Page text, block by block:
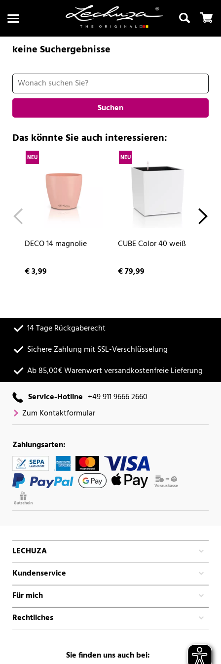
Suchen
keine Suchergebnisse
Suchen
Das könnte Sie auch interessieren:
NEU
DECO 14 magnolie
€ 3,99
NEU
CUBE Color 40 weiß
€ 79,99
14 Tage Rückgaberecht
Sichere Zahlung mit SSL-Verschlüsselung
Ab 85,00€ Warenwert versandkostenfreie Lieferung
Service-Hotline +49 911 9666 2660
Zum Kontaktformular
Zahlungsarten:
LECHUZA
Kundenservice
Für mich
Rechtliches
Sie finden uns auch bei: